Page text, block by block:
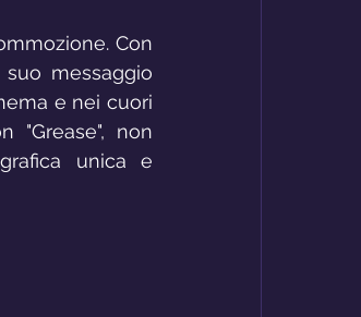
Con
messaggio
e nei cuori
"Grease", non
unica e